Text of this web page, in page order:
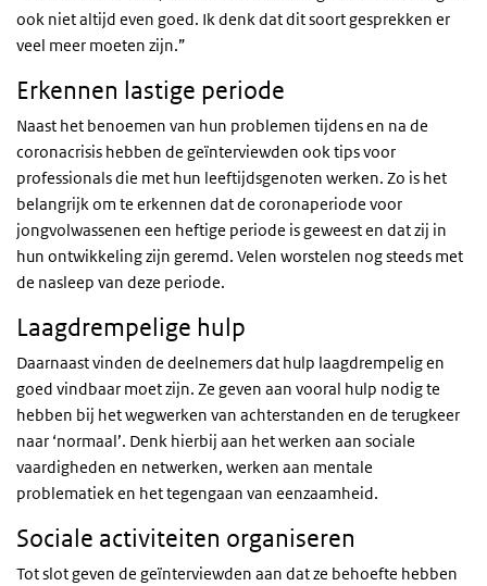
ook niet altijd even goed. Ik denk dat dit soort gesprekken er
veel meer moeten zijn.”
Erkennen lastige periode
Naast het benoemen van hun problemen tijdens en na de
coronacrisis hebben de geïnterviewden ook tips voor
professionals die met hun leeftijdsgenoten werken. Zo is het
belangrijk om te erkennen dat de coronaperiode voor
jongvolwassenen een heftige periode is geweest en dat zij in
hun ontwikkeling zijn geremd. Velen worstelen nog steeds met
de nasleep van deze periode.
Laagdrempelige hulp
Daarnaast vinden de deelnemers dat hulp laagdrempelig en
goed vindbaar moet zijn. Ze geven aan vooral hulp nodig te
hebben bij het wegwerken van achterstanden en de terugkeer
naar ‘normaal’. Denk hierbij aan het werken aan sociale
vaardigheden en netwerken, werken aan mentale
problematiek en het tegengaan van eenzaamheid.
Sociale activiteiten organiseren
Tot slot geven de geïnterviewden aan dat ze behoefte hebben